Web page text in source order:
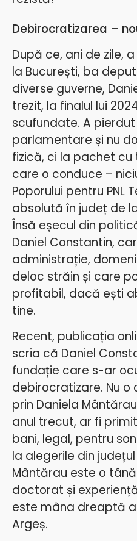
Debirocratizarea –
După ce, ani de zile,
la București, ba
diverse guverne,
trezit, la finalul lui
scufundate. A
parlamentare și nu
fizică, ci la pachet
care o conduce –
Poporului pentru PNL
absolută în județ de
Însă eșecul din
Daniel Constantin,
administrație,
deloc străin și care
profitabil, dacă ești
tine.
Recent, publicația
scria că Daniel
fundație care s-ar
debirocratizare. Nu o
prin Daniela
anul trecut, ar fi
bani, legal, pentru
la alegerile din
Mântărau este o
doctorat și
este mâna dreaptă
Argeș.